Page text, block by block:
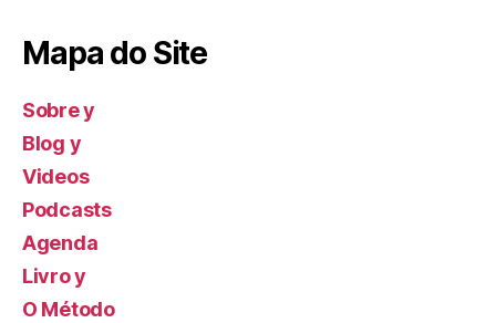
Mapa do Site
Sobre y
Blog y
Videos
Podcasts
Agenda
Livro y
O Método